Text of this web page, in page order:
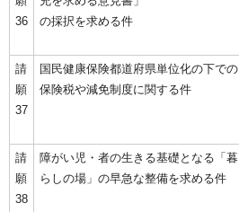
36
の採択を求める件
請
願
37
国民健康保険都道府県単位化の下での
保険税や減免制度に関する件
請
願
38
障がい児・者の生きる基礎となる「暮
らしの場」の早急な整備を求める件